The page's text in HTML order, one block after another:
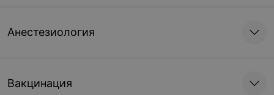
Анестезиология
Вакцинация